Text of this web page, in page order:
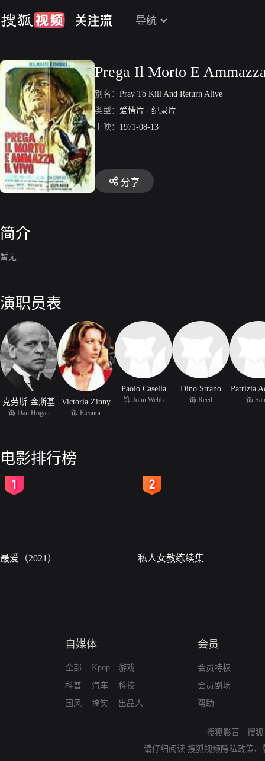
导航
Prega Il Morto E
别名： Pray To Kill And Return Alive
类型： 爱情片 / 纪录片
上映： 1971-08-13
分享
简介
暂无
演职员表
克劳斯·金斯基
饰 Dan Hogan
Victoria Zinny
饰 Eleanor
Paolo Casella
饰 John Webb
Dino Strano
饰 Reed
Patrizia
饰
电影排行榜
最爱（2021） 私人女教练续集
自媒体
全部
科普
国风
Kpop
汽车
搞笑
游戏
科技
出品人
会员
会员特权
会员剧场
帮助
搜狐影音 - 搜
请仔细阅读 搜狐视频隐私政策、